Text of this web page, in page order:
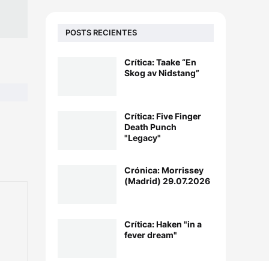
POSTS RECIENTES
Crítica: Taake “En
Skog av Nidstang”
Crítica: Five Finger
Death Punch
"Legacy"
Crónica: Morrissey
(Madrid) 29.07.2026
Crítica: Haken "in a
fever dream"